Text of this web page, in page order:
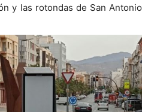
y las rotondas de San Antonio